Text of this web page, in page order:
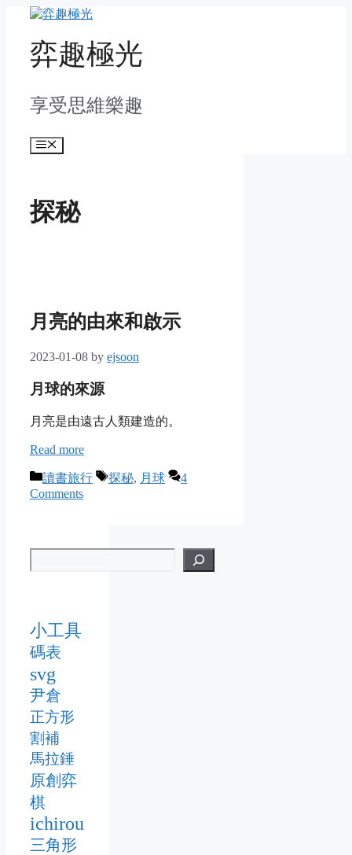
content弈趣極光
享受思維樂趣
Menu
探秘
月亮的由來和啟示
2023-01-08 by ejsoon
月球的來源
月亮是由遠古人類建造的。
Read more
Categories
讀書旅行 Tags
探秘, 月球
4
Comments
小工具
碼表
svg
尹倉
正方形
割補
馬拉錘
原創弈
棋
ichirou
三角形